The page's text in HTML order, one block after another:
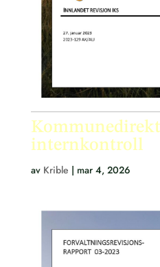
internkontroll
av Krible | mar 4, 2026